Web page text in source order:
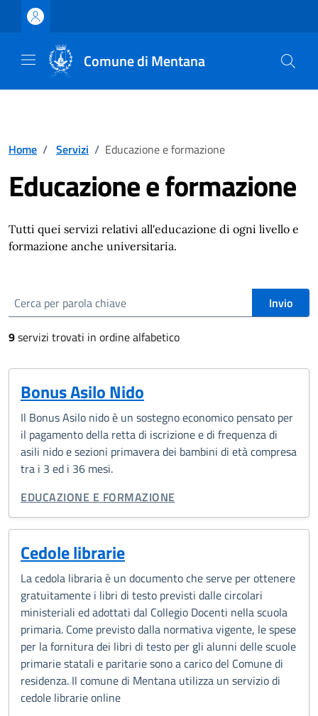
Vai ai contenuti
Vai al footer
Comune di Mentana
Home / Servizi / Educazione e formazione
Educazione e formazione
Tutti quei servizi relativi all'educazione di ogni livello e
formazione anche universitaria.
cerca Invio
9servizi trovati in ordine alfabetico
Bonus Asilo Nido
Il Bonus Asilo nido è un sostegno economico pensato per
il pagamento della retta di iscrizione e di frequenza di
asili nido e sezioni primavera dei bambini di età compresa
tra i 3 ed i 36 mesi.
CATEGORIA CORRELATA:
EDUCAZIONE E FORMAZIONE
Cedole librarie
La cedola libraria è un documento che serve per ottenere
gratuitamente i libri di testo previsti dalle circolari
ministeriali ed adottati dal Collegio Docenti nella scuola
primaria. Come previsto dalla normativa vigente, le spese
per la fornitura dei libri di testo per gli alunni delle scuole
primarie statali e paritarie sono a carico del Comune di
residenza. Il comune di Mentana utilizza un servizio di
cedole librarie online